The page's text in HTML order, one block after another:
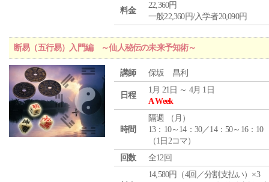
料金
22,360円
一般22,360円/入学者20,090円
断易（五行易）入門編 ～仙人秘伝の未来予知術～
講師 保坂 昌利
日程
1月 21日 ～ 4月 1日
A Week
時間
隔週 （ 月 ）
13：10～14：30／14：50～16：10
（1日2コマ）
回数
全12回
14,580円（4回／分割支払い）×3